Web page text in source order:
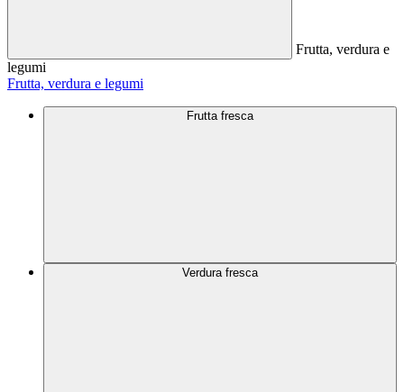
Frutta, verdura e
legumi
Frutta, verdura e legumi
Frutta fresca
Verdura fresca